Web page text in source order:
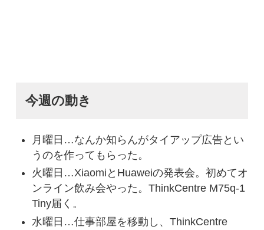
今週の動き
月曜日…なんか知らんがタイアップ広告とい
うのを作ってもらった。
火曜日…XiaomiとHuaweiの発表会。初めてオ
ンライン飲み会やった。ThinkCentre M75q-1
Tiny届く。
水曜日…仕事部屋を移動し、ThinkCentre